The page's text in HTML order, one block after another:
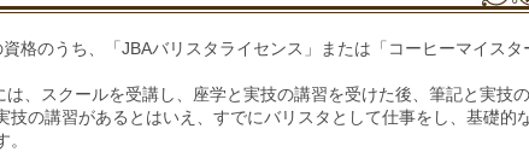
格のうち、「JBAバリスタライセンス」または「コーヒーマイスタ
は、スクールを受講し、座学と実技の講習を受けた後、筆記と実技
の講習があるとはいえ、すでにバリスタとして仕事をし、基礎的